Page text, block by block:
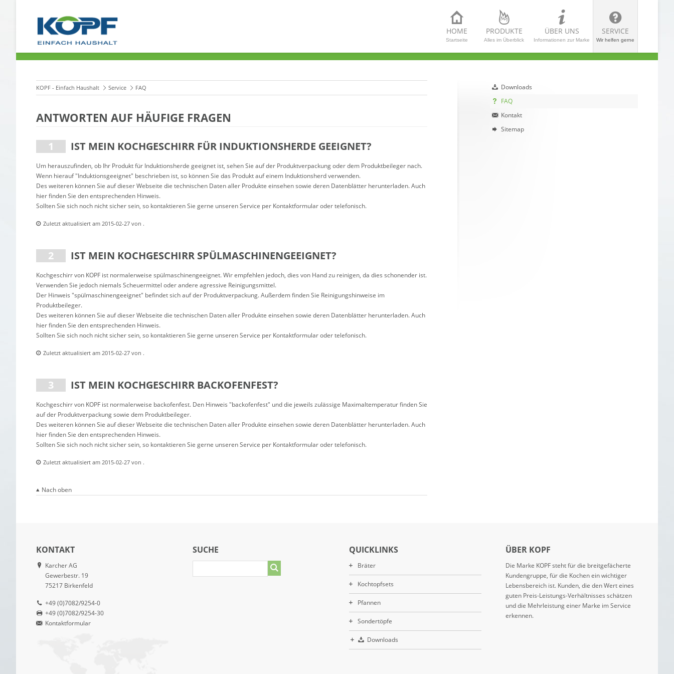
HOME
Startseite
PRODUKTE
Alles im Überblick
ÜBER UNS
Informationen zur Marke
SERVICE
Wir helfen gerne
KOPF - Einfach Haushalt Service FAQ
ANTWORTEN AUF HÄUFIGE FRAGEN
IST MEIN KOCHGESCHIRR FÜR INDUKTIONSHERDE GEEIGNET?
Um herauszufinden, ob Ihr Produkt für Induktionsherde geeignet ist, sehen Sie auf der Produktverpackung oder dem Produktbeileger nach.
Wenn hierauf "Induktionsgeeignet" beschrieben ist, so können Sie das Produkt auf einem Induktionsherd verwenden.
Des weiteren können Sie auf dieser Webseite die technischen Daten aller Produkte einsehen sowie deren Datenblätter herunterladen. Auch
hier finden Sie den entsprechenden Hinweis.
Sollten Sie sich noch nicht sicher sein, so kontaktieren Sie gerne unseren Service per Kontaktformular oder telefonisch.
Zuletzt aktualisiert am 2015-02-27 von .
IST MEIN KOCHGESCHIRR SPÜLMASCHINENGEEIGNET?
Kochgeschirr von KOPF ist normalerweise spülmaschinengeeignet. Wir empfehlen jedoch, dies von Hand zu reinigen, da dies schonender ist.
Verwenden Sie jedoch niemals Scheuermittel oder andere agressive Reinigungsmittel.
Der Hinweis "spülmaschinengeeignet" befindet sich auf der Produktverpackung. Außerdem finden Sie Reinigungshinweise im
Produktbeileger.
Des weiteren können Sie auf dieser Webseite die technischen Daten aller Produkte einsehen sowie deren Datenblätter herunterladen. Auch
hier finden Sie den entsprechenden Hinweis.
Sollten Sie sich noch nicht sicher sein, so kontaktieren Sie gerne unseren Service per Kontaktformular oder telefonisch.
Zuletzt aktualisiert am 2015-02-27 von .
IST MEIN KOCHGESCHIRR BACKOFENFEST?
Kochgeschirr von KOPF ist normalerweise backofenfest. Den Hinweis "backofenfest" und die jeweils zulässige Maximaltemperatur finden Sie
auf der Produktverpackung sowie dem Produktbeileger.
Des weiteren können Sie auf dieser Webseite die technischen Daten aller Produkte einsehen sowie deren Datenblätter herunterladen. Auch
hier finden Sie den entsprechenden Hinweis.
Sollten Sie sich noch nicht sicher sein, so kontaktieren Sie gerne unseren Service per Kontaktformular oder telefonisch.
Zuletzt aktualisiert am 2015-02-27 von .
Nach oben
Downloads
FAQ
Kontakt
Sitemap
KONTAKT
Karcher AG
Gewerbestr. 19
75217 Birkenfeld
+49 (0)7082/9254-0
+49 (0)7082/9254-30
Kontaktformular
SUCHE QUICKLINKS
Bräter
Kochtopfsets
Pfannen
Sondertöpfe
Downloads
ÜBER KOPF
Die Marke KOPF steht für die breitgefächerte
Kundengruppe, für die Kochen ein wichtiger
Lebensbereich ist. Kunden, die den Wert eines
guten Preis-Leistungs-Verhältnisses schätzen
und die Mehrleistung einer Marke im Service
erkennen.